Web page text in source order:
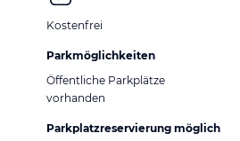
Kostenfrei
Parkmöglichkeiten
Öffentliche Parkplätze
vorhanden
Parkplatzreservierung möglich